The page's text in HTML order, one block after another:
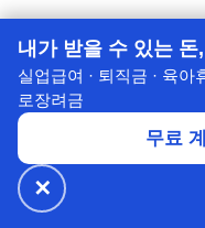
넘어, 사회 전체의
이 제도를 통해 더
고, 아이들이 행복
들어 나가야 합니다
한 사회적 인식을
내가 받을 수 있는
실업급여 · 퇴직금 · 육아
로장려금
무료
✕
🔥 넷플릭스·디즈니+
⭐ 7년의 신뢰